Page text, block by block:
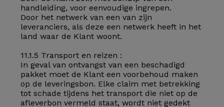
handleiding, voor eenvoudige ingrepen.
Door het netwerk van een van zijn
leveranciers, als deze een netwerk heeft in het
land waar de Klant woont.
11.1.5 Transport en reizen :
In geval van ontvangst van een beschadigd
pakket moet de Klant een voorbehoud maken
op de leveringsbon. Elke claim met betrekking
tot schade tijdens het transport die niet op de
afleverbon vermeld staat, wordt niet gedekt